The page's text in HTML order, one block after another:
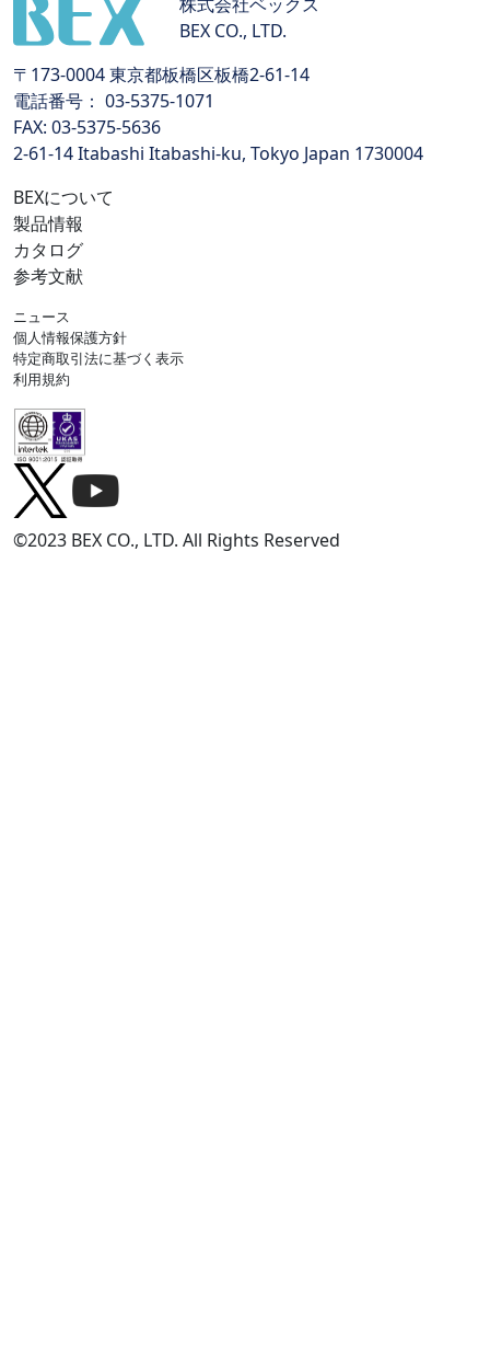
BEX CO., LTD.
〒173-0004 東京都板橋区板橋2-61-14
電話番号： 03-5375-1071
FAX: 03-5375-5636
2-61-14 Itabashi Itabashi-ku, Tokyo Japan 1730004
BEXについて
製品情報
カタログ
参考文献
ニュース
個人情報保護方針
特定商取引法に基づく表示
利用規約
©2023 BEX CO., LTD. All Rights Reserved